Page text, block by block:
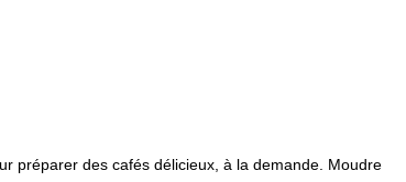
préparer des cafés délicieux, à la demande. Moudre